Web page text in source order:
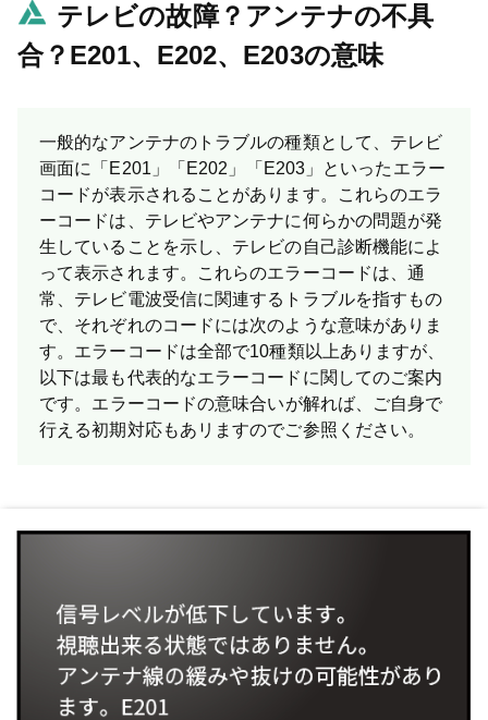
テレビの故障？アンテナの不具
合？E201、E202、E203の意味
一般的なアンテナのトラブルの種類として、テレビ
画面に「E201」「E202」「E203」といったエラー
コードが表示されることがあります。これらのエラ
ーコードは、テレビやアンテナに何らかの問題が発
生していることを示し、テレビの自己診断機能によ
って表示されます。これらのエラーコードは、通
常、テレビ電波受信に関連するトラブルを指すもの
で、それぞれのコードには次のような意味がありま
す。エラーコードは全部で10種類以上ありますが、
以下は最も代表的なエラーコードに関してのご案内
です。 エラーコードの意味合いが解れば、ご自身で
行える初期対応もあリますのでご参照ください。